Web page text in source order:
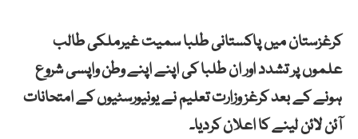
کرغزستان میں پاکستانی طلبا سمیت غیرملکی طالب
علموں پر تشدد اور ان طلبا کی اپنے اپنے وطن واپسی شروع
ہونے کے بعد کرغز وزارت تعلیم نے یونیورسٹیوں کے امتحانات
آئن لائن لینے کا اعلان کردیا۔